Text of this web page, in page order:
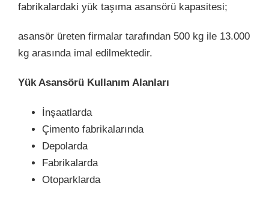
fabrikalardaki yük taşıma asansörü kapasitesi;
asansör üreten firmalar tarafından 500 kg ile 13.000
kg arasında imal edilmektedir.
Yük Asansörü Kullanım Alanları
İnşaatlarda
Çimento fabrikalarında
Depolarda
Fabrikalarda
Otoparklarda